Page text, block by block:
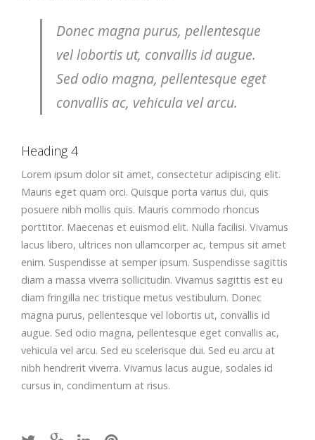
Donec magna purus, pellentesque
vel lobortis ut, convallis id augue.
Sed odio magna, pellentesque eget
convallis ac, vehicula vel arcu.
Heading 4
Lorem ipsum dolor sit amet, consectetur adipiscing elit.
Mauris eget quam orci. Quisque porta varius dui, quis
posuere nibh mollis quis. Mauris commodo rhoncus
porttitor. Maecenas et euismod elit. Nulla facilisi. Vivamus
lacus libero, ultrices non ullamcorper ac, tempus sit amet
enim. Suspendisse at semper ipsum. Suspendisse sagittis
diam a massa viverra sollicitudin. Vivamus sagittis est eu
diam fringilla nec tristique metus vestibulum. Donec
magna purus, pellentesque vel lobortis ut, convallis id
augue. Sed odio magna, pellentesque eget convallis ac,
vehicula vel arcu. Sed eu scelerisque dui. Sed eu arcu at
nibh hendrerit viverra. Vivamus lacus augue, sodales id
cursus in, condimentum at risus.